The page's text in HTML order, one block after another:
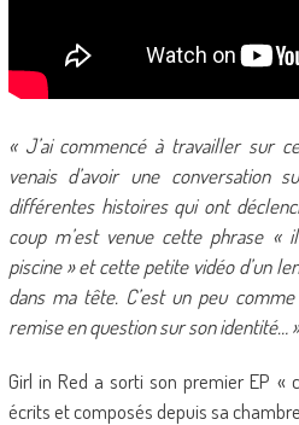
« J’ai commencé à travailler sur
venais d’avoir une
différentes histoires qui ont
coup m’est venue cette phrase
piscine » et cette petite vidéo d’un
dans ma tête. C’est un peu
remise en question sur son identité… »
Girl in Red a sorti son premier EP «
écrits et composés depuis sa